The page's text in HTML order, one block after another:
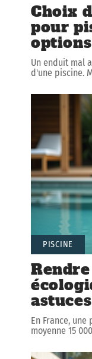
Choix
pour
options
Un enduit mal
d'une piscine.
PISCINE
En France,
moyenne 15